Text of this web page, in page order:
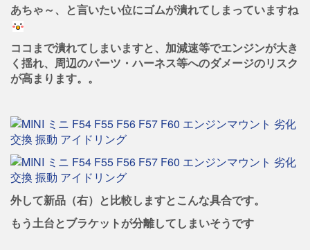
あちゃ～、と言いたい位にゴムが潰れてしまっていますね
ココまで潰れてしまいますと、加減速等でエンジンが大き
く揺れ、周辺のパーツ・ハーネス等へのダメージのリスク
が高まります。。
外して新品（右）と比較しますとこんな具合です。
もう土台とブラケットが分離してしまいそうです